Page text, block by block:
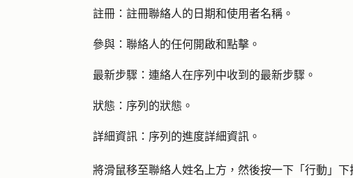
註冊： 註冊聯絡人的日期和使用者名稱。
參與： 聯絡人的任何開啟和點擊。
最新步驟： 連絡人在序列中收到的最新步驟。
狀態： 序列的狀態。
詳細資訊 ： 序列的進度詳細資訊。
將滑鼠移至聯絡人姓名 上方，然後按一下「 行動 」